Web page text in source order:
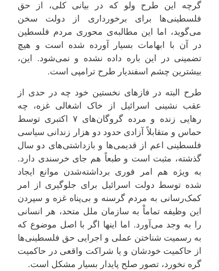
گرچه این طرح ولو که در بیانی کلی، از حق
فلسطینی‌ها برای برخورداری از دولت سخن
می‌گوید، اما این مطالبه‌ی محوری مردم فلسطین
در آن با ابهامات بسیار آورده شده است و هیچ
تضمینی در این باره داده نشده و نمی‌شود. این،
بیشترین چشم اسفندیار طرح ترامپی است.
طرح البته در فازهای نخستین خود چه در حدی از
عقب نشینی اسرائیل از خاک اشغالی غزه، چه
رهایی زنده و مرده گروگان‌های ۷ اکتبری توسط
حماس و متقابلاً آزادی حدود دو هزار زندانی سیاسی
فلسطینی اعم از قدیمی‌ها و بازداشتی‌های دو سال
گذشته، مثبت است و طبعاً هم جای خرسندی دارد.
به ویژه هم امر فوری برداشته‌شدن موانع ایجاد
شده توسط دولت اسرائیل برای جلوگیری از امر
کمک‌رسانی به مردم گرسنه و بی‌پناه غزه و سپردن
این وظیفه تماماْ به سازمان ملل متحد، هر انسانی
را به وجد می‌آورد. اما اینها اگر با اصل موضوع که
به رسمیت شناختن عملی و اجرایی حق فلسطینی‌ها
از حاکمیت خودشان و یا شراکت واقعی در حاکمیت
گره نخورد، تصور صلح پایدار بسیار مشکل است.